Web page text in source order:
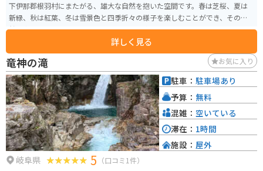
下伊那郡根羽村にまたがる、雄大な自然を抱いた空間です。春は芝桜、夏は
新緑、秋は紅葉、冬は雪景色と四季折々の様子を楽しむことができ、その自
然の中でさまざまなレジャーやスポーツも楽しめます。
詳しく見る
竜神の滝 お気に入り
岐阜県 5 （口コミ1件）
駐車： 駐車場あり
予算： 無料
混雑： 空いている
滞在： 1時間
施設： 屋外